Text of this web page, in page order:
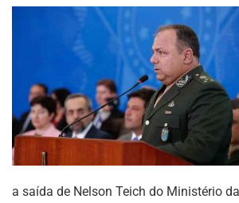
a saída de Nelson Teich do Ministério